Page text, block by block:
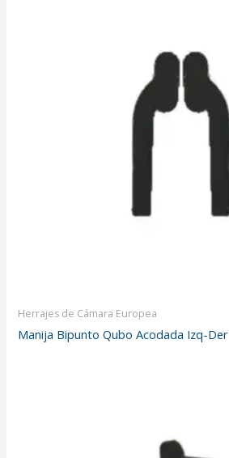
Herrajes de Cámara Europea
Manija Bipunto Qubo Acodada Izq-Der